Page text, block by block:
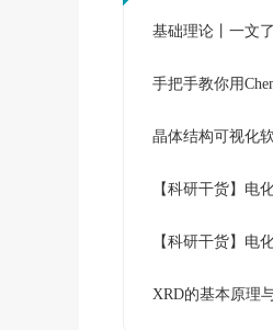
XRD的基本原理